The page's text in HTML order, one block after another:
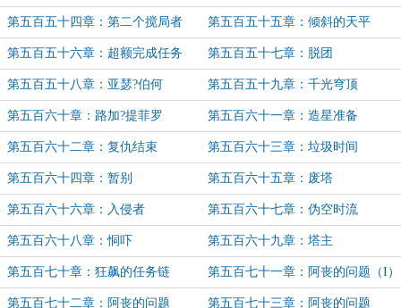
第五百五十四章：第二个搅局者 第五百五十五章：倾斜的天平
第五百五十六章：超额完成任务 第五百五十七章：脱团
第五百五十八章：亚瑟?伯何 第五百五十九章：千光穹顶
第五百六十章：路加?提菲罗 第五百六十一章：造星准备
第五百六十二章：复仇结束 第五百六十三章：垃圾时间
第五百六十四章：暂别 第五百六十五章：废塔
第五百六十六章：入侵者 第五百六十七章：伪空时流
第五百六十八章：恫吓 第五百六十九章：塔主
第五百七十章：狂飙的任务链 第五百七十一章：阿丧的问题（I）
第五百七十二章：阿丧的问题 第五百七十三章：阿丧的问题